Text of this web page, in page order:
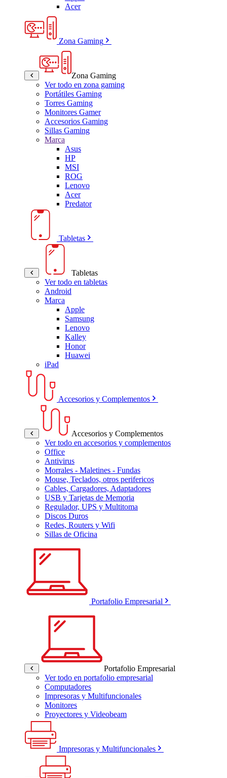
Acer
Zona Gaming
Zona Gaming
Ver todo en zona gaming
Portátiles Gaming
Torres Gaming
Monitores Gamer
Accesorios Gaming
Sillas Gaming
Marca
Asus
HP
MSI
ROG
Lenovo
Acer
Predator
Tabletas
Tabletas
Ver todo en tabletas
Android
Marca
Apple
Samsung
Lenovo
Kalley
Honor
Huawei
iPad
Accesorios y Complementos
Accesorios y Complementos
Ver todo en accesorios y complementos
Office
Antivirus
Morrales - Maletines - Fundas
Mouse, Teclados, otros perifericos
Cables, Cargadores, Adaptadores
USB y Tarjetas de Memoria
Regulador, UPS y Multitoma
Discos Duros
Redes, Routers y Wifi
Sillas de Oficina
Portafolio Empresarial
Portafolio Empresarial
Ver todo en portafolio empresarial
Computadores
Impresoras y Multifuncionales
Monitores
Proyectores y Videobeam
Impresoras y Multifuncionales